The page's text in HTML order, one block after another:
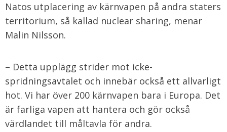
Natos utplacering av kärnvapen på andra staters
territorium, så kallad nuclear sharing, menar
Malin Nilsson.
– Detta upplägg strider mot icke-
spridningsavtalet och innebär också ett allvarligt
hot. Vi har över 200 kärnvapen bara i Europa. Det
är farliga vapen att hantera och gör också
värdlandet till måltavla för andra.